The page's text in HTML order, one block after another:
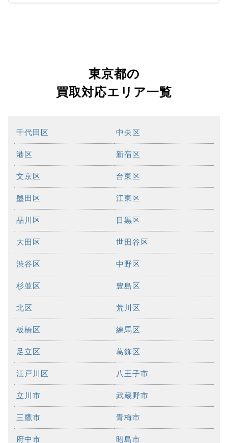
東京都の
買取対応エリア一覧
千代田区 中央区
港区 新宿区
文京区 台東区
墨田区 江東区
品川区 目黒区
大田区 世田谷区
渋谷区 中野区
杉並区 豊島区
北区 荒川区
板橋区 練馬区
足立区 葛飾区
江戸川区 八王子市
立川市 武蔵野市
三鷹市 青梅市
府中市 昭島市